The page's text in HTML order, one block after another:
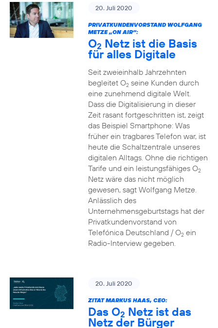
20. Juli 2020
PRIVATKUNDENVORSTAND WOLFGANG
METZE „ON AIR“:
O2 Netz ist die Basis
für alles Digitale
Seit zweieinhalb Jahrzehnten
begleitet O2seine Kunden durch
eine zunehmend digitale Welt.
Dass die Digitalisierung in dieser
Zeit rasant fortgeschritten ist, zeigt
das Beispiel Smartphone: Was
früher ein tragbares Telefon war, ist
heute die Schaltzentrale unseres
digitalen Alltags. Ohne die richtigen
Tarife und ein leistungsfähiges O2
Netz wäre das nicht möglich
gewesen, sagt Wolfgang Metze.
Anlässlich des
Unternehmensgeburtstags hat der
Privatkundenvorstand von
Telefónica Deutschland / O2ein
Radio-Interview gegeben.
20. Juli 2020
ZITAT MARKUS HAAS, CEO:
Das O2 Netz ist das
Netz der Bürger